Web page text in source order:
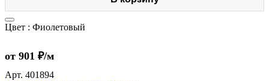
Цвет : Фиолетовый
от 901 ₽/м
Арт. 401894